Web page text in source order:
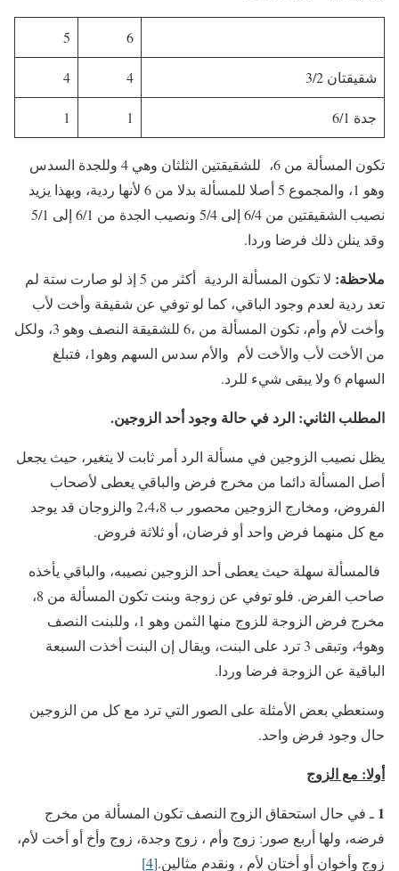
6
5
شقيقتان 3/2 4
4
جدة 6/1 1
1
تكون المسألة من 6، للشقيقتين الثلثان وهي 4 وللجدة السدس
وهو 1، والمجموع 5 أصلا للمسألة بدلا من 6 لأنها ردية، وبهذا يزيد
نصيب الشقيقتين من 6/4 إلى 5/4 ونصيب الجدة من 6/1 إلى 5/1
وقد ينلن ذلك فرضا وردا.
ملاحظة:
لا تكون المسألة الردية أكثر من 5 إذ لو صارت ستة لم
تعد ردية لعدم وجود الباقي، كما لو توفي عن شقيقة وأخت لأب
وأخت لأم وأم، تكون المسألة من ،6 للشقيقة النصف وهو 3، ولكل
من الأخت لأب والأخت لأم والأم سدس السهم وهو1، فتبلغ
السهام 6 ولا يبقى شيء للرد.
المطلب الثاني: الرد في حالة وجود أحد الزوجين.
يظل نصيب الزوجين في مسألة الرد أمر ثابت لا يتغير، حيث يجعل
أصل المسألة دائما من مخرج فرض والباقي يعطى لأصحاب
الفروض، ومخارج الزوجين محصور ب 2،4،8 والزوجان قد يوجد
مع كل منهما فرض واحد أو فرضان، أو ثلاثة فروض.
فالمسألة سهلة حيث يعطى أحد الزوجين نصيبه، والباقي يأخذه
صاحب الفرض. فلو توفي عن زوجة وبنت تكون المسألة من 8،
مخرج فرض الزوجة للزوج منها الثمن وهو 1، وللبنت النصف
وهو4، وتبقى 3 ترد على البنت، ويقال إن البنت أخذت السبعة
الباقية عن الزوجة فرضا وردا.
وسنعطي بعض الأمثلة على الصور التي ترد مع كل من الزوجين
حال وجود فرض واحد.
أولا: مع الزوج
1 ـ في حال استحقاق الزوج النصف تكون المسألة من مخرج
فرضه، ولها أربع صور: زوج وأم ، زوج وجدة، زوج وأخ أو أخت لأم،
زوج وأخوان أو أختان لأم ، ونقدم مثالين.[4]